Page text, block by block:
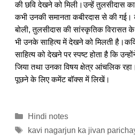
की छवि देखने को मिली।उन्हें तुलसीदास का
कभी उनकी समानता कबीरदास से की
बोली, तुलसीदास की सांस्कृतिक विरासत
भी उनके साहित्य में देखने को मिलती है।कवि
साहित्य को देखने पर स्पष्ट होता है कि
जिया तथा उनका विषय क्षेत्र आंचलिक
पूछने के लिए कमेंट बॉक्स में लिखें।
Categories
Hindi notes
Tags
kavi nagarjun ka jivan